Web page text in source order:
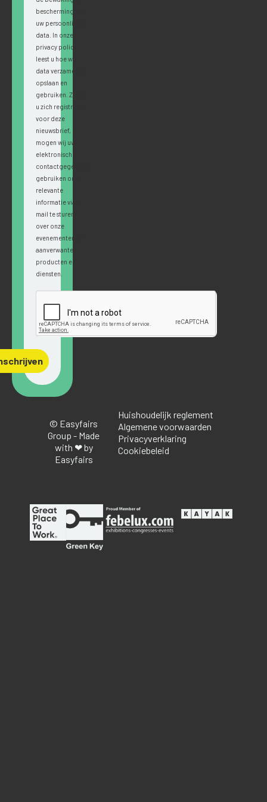
bescherming van
uw persoonlijke
data. In onze
privacy policy
leest u hoe wij
data verzamelen,
opslaan en
gebruiken. Zodra
u zich registreert
voor deze
nieuwsbrief,
mogen wij uw
elektronische
contactgegevens
gebruiken om u
relevante
informatie via e-
mail te sturen
over onze
evenementen en
aanverwante
producten en
diensten.
© Easyfairs
Group - Made
with ❤ by
Easyfairs
Huishoudelijk reglement
Algemene voorwaarden
Privacyverklaring
Cookiebeleid